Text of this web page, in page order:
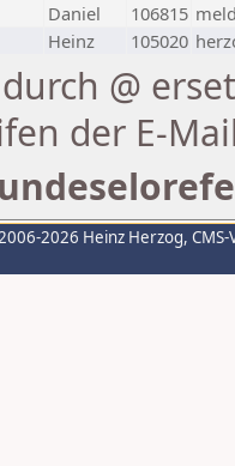
Daniel 106815
Heinz 105020
@
der E-
2026 Heinz Herzog,